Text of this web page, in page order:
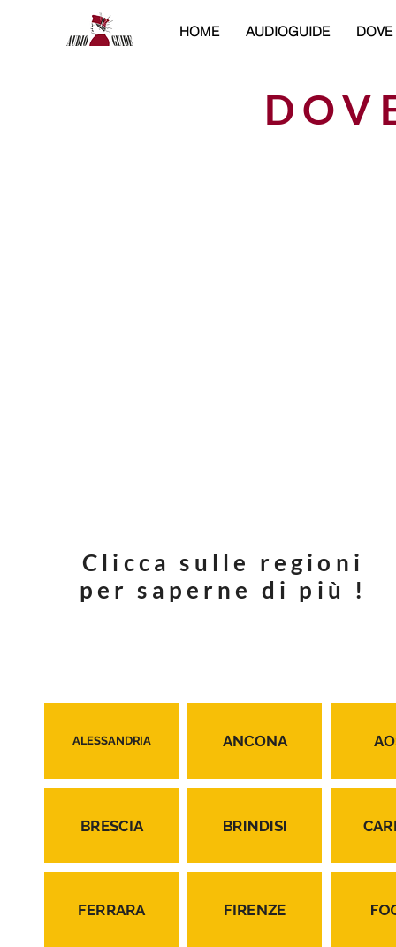
HOME AUDIOGUIDE
Clicca sulle regioni
per saperne di più !
ALESSANDRIA ANCONA
BRESCIA BRINDISI
FERRARA FIRENZE